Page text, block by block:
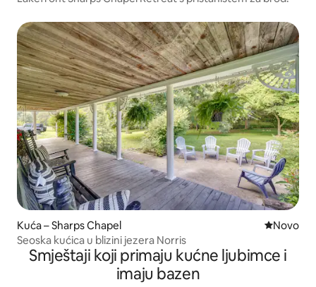
Kuća – Sharps Chapel Novi
Novo
Seoska kućica u blizini jezera Norris
Smještaji koji primaju kućne ljubimce i
imaju bazen